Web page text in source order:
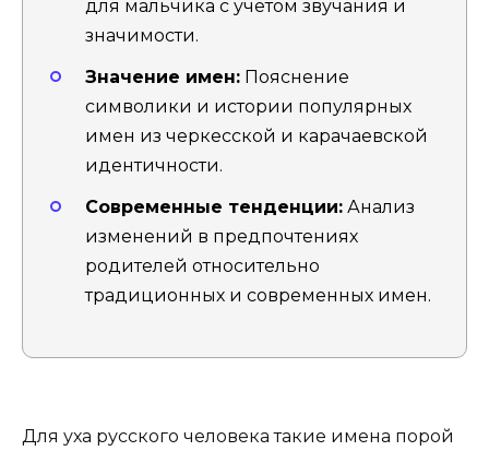
для мальчика с учетом звучания и
значимости.
Значение имен: Пояснение
символики и истории популярных
имен из черкесской и карачаевской
идентичности.
Современные тенденции: Анализ
изменений в предпочтениях
родителей относительно
традиционных и современных имен.
Для уха русского человека такие имена порой